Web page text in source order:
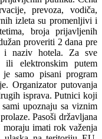
prevoza, vodiča,
izleta su promenljivi i
broja prijavljenih
proveriti 2 dana pre
i naziv hotela. Za sve
ili elektronskim putem
samo pisani program
Organizator putovanja
isprava. Putnici koji
upoznaju sa viznim
Pasoši državljana
imati rok važenja